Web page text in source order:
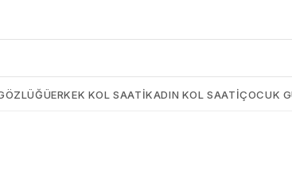
Blog
ERKEK KOL SAATIKADIN KOL SAATIÇOCUK